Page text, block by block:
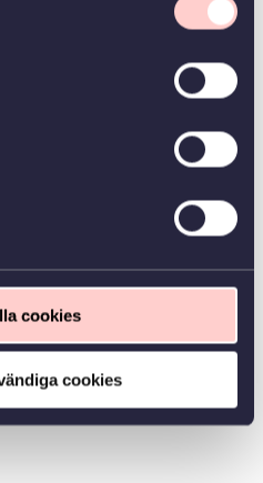
cookies
cookies